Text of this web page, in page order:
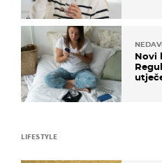
Novi
LIFESTYLE